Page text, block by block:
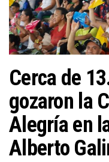
Cerca de
gozaron la
Alegría en
Alberto